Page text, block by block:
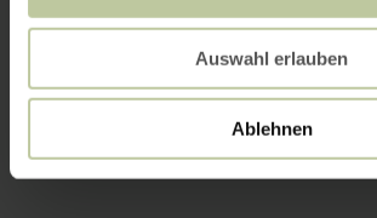
Auswahl erlauben
Ablehnen